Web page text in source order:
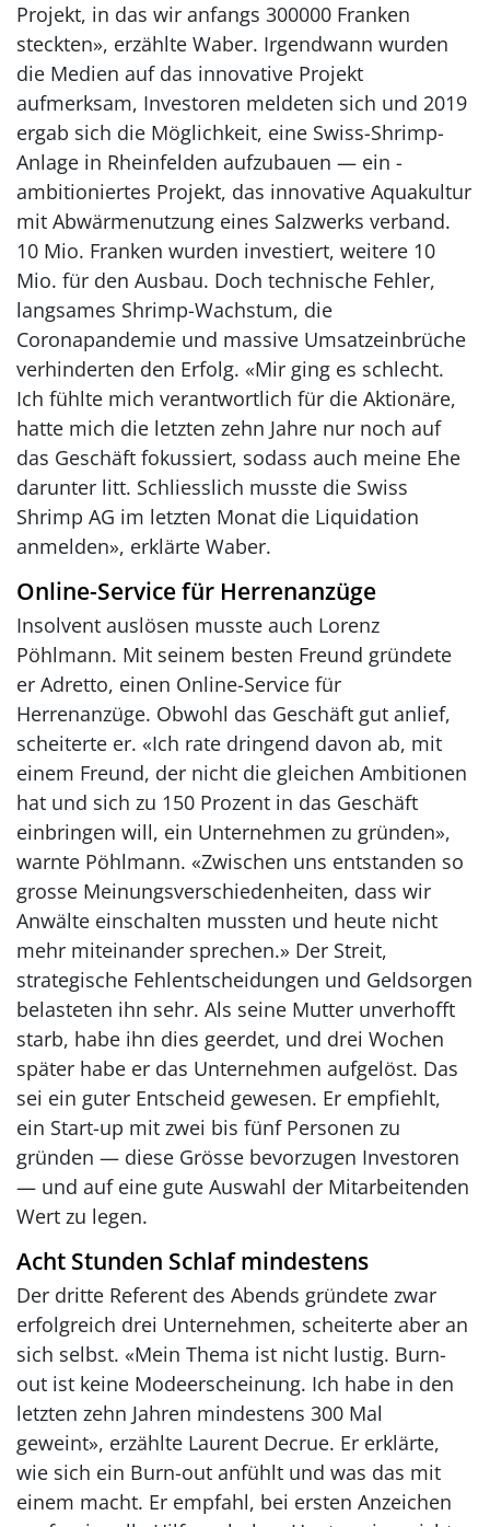
Projekt, in das wir anfangs 300000 Franken
steckten», erzählte Waber. Irgendwann wurden
die Medien auf das innovative Projekt
aufmerksam, Investoren meldeten sich und 2019
ergab sich die Möglichkeit, eine Swiss-Shrimp-
Anlage in Rheinfelden aufzubauen — ein ­
ambitioniertes Projekt, das innovative Aquakultur
mit Abwärmenutzung eines Salzwerks verband.
10 Mio. Franken wurden investiert, weitere 10
Mio. für den Ausbau. Doch technische Fehler,
langsames Shrimp-Wachstum, die
Coronapandemie und massive Umsatzeinbrüche
verhinderten den Erfolg. «Mir ging es schlecht.
Ich fühlte mich verantwortlich für die Aktionäre,
hatte mich die letzten zehn Jahre nur noch auf
das Geschäft fokussiert, sodass auch meine Ehe
darunter litt. Schliesslich musste die Swiss
Shrimp AG im letzten Monat die Liquidation
anmelden», erklärte Waber.
Online-Service für Herrenanzüge
Insolvent auslösen musste auch Lorenz
Pöhlmann. Mit seinem besten Freund gründete
er Adretto, einen Online-Service für
Herrenanzüge. Obwohl das Geschäft gut anlief,
scheiterte er. «Ich rate dringend davon ab, mit
einem Freund, der nicht die gleichen Ambitionen
hat und sich zu 150 Prozent in das Geschäft
einbringen will, ein Unternehmen zu gründen»,
warnte Pöhlmann. «Zwischen uns entstanden so
grosse Meinungsverschiedenheiten, dass wir
Anwälte einschalten mussten und heute nicht
mehr miteinander sprechen.» Der Streit,
strategische Fehlentscheidungen und Geldsorgen
belasteten ihn sehr. Als seine Mutter unverhofft
starb, habe ihn dies geerdet, und drei Wochen
später habe er das Unternehmen aufgelöst. Das
sei ein guter Entscheid gewesen. Er empfiehlt,
ein Start-up mit zwei bis fünf Personen zu
gründen — diese Grösse bevorzugen Investoren
— und auf eine gute Auswahl der Mitarbeitenden
Wert zu legen.
Acht Stunden Schlaf mindestens
Der dritte Referent des Abends gründete zwar
erfolgreich drei Unternehmen, scheiterte aber an
sich selbst. «Mein Thema ist nicht lustig. Burn-
out ist keine Modeerscheinung. Ich habe in den
letzten zehn Jahren mindestens 300 Mal
geweint», erzählte Laurent Decrue. Er erklärte,
wie sich ein Burn-out anfühlt und was das mit
einem macht. Er empfahl, bei ersten Anzeichen